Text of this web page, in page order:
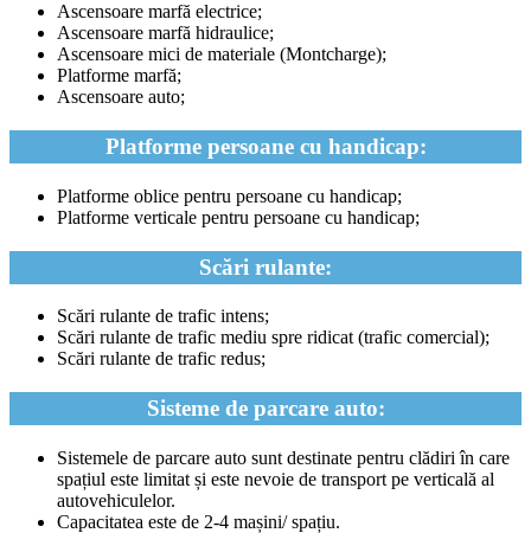
Ascensoare marfă electrice;
Ascensoare marfă hidraulice;
Ascensoare mici de materiale (Montcharge);
Platforme marfă;
Ascensoare auto;
Platforme persoane cu handicap:
Platforme oblice pentru persoane cu handicap;
Platforme verticale pentru persoane cu handicap;
Scări rulante:
Scări rulante de trafic intens;
Scări rulante de trafic mediu spre ridicat (trafic comercial);
Scări rulante de trafic redus;
Sisteme de parcare auto:
Sistemele de parcare auto sunt destinate pentru clădiri în care
spațiul este limitat și este nevoie de transport pe verticală al
autovehiculelor.
Capacitatea este de 2-4 mașini/ spațiu.